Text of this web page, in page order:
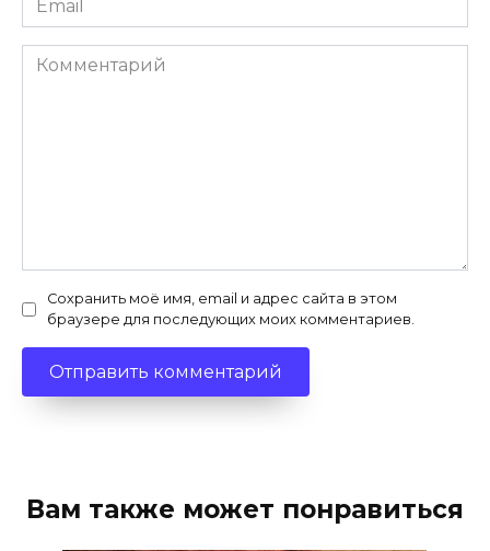
*
Комментарий
Сохранить моё имя, email и адрес сайта в этом
браузере для последующих моих комментариев.
Вам также может понравиться